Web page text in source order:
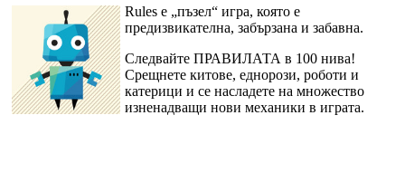
Rules е „пъзел“ игра, която е
предизвикателна, забързана и забавна.
Следвайте ПРАВИЛАТА в 100 нива!
Срещнете китове, еднорози, роботи и
катерици и се насладете на множество
изненадващи нови механики в играта.